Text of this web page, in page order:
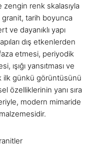
zengin renk skalasıyla
tarih boyunca
ve dayanıklı yapı
dış etkenlerden
etmesi, periyodik
ışığı yansıtması ve
ilk günkü görüntüsünü
özelliklerinin yanı sıra
modern mimaride